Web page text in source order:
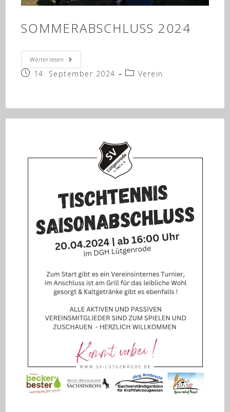
SOMMERABSCHLUSS 2024
Weiterlesen SOMMERABSCHLUSS
2024
Beitrag
14. September 2024
Beitrags-
Verein